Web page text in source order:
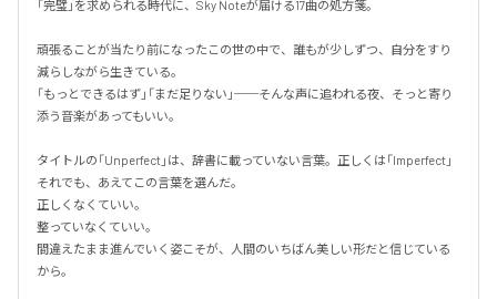
「完璧」を求められる時代に、Sky Noteが届ける17曲の処方箋。
頑張ることが当たり前になったこの世の中で、誰もが少しずつ、自分をすり
減らしながら生きている。
「もっとできるはず」「まだ足りない」──そんな声に追われる夜、そっと寄り
添う音楽があってもいい。
タイトルの「Unperfect」は、辞書に載っていない言葉。正しくは「Imperfect」
それでも、あえてこの言葉を選んだ。
正しくなくていい。
整っていなくていい。
間違えたまま進んでいく姿こそが、人間のいちばん美しい形だと信じている
から。